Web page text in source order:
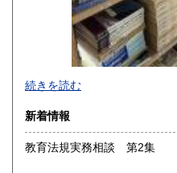
-
沿線名：-
最寄駅：-
営業時間：-
定休日：-
続きを読む
新着情報
教育法規実務相談 第2集